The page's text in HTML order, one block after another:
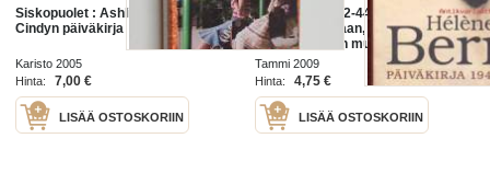
Siskopuolet : Ashlingin päiväkirja :
Cindyn päiväkirja
Karisto 2005
Hinta:
7,00 €
LISÄÄ OSTOSKORIIN
Päiväkirja 1942-44. Hélènekin
joutuu kokemaan, miten
suhtautuminen muuttuu, kun
rinnassa on keltainen tähti. Se
katkaisee myös hänen
akateemisen uransa.
Tammi 2009
Hinta:
4,75 €
LISÄÄ OSTOSKORIIN